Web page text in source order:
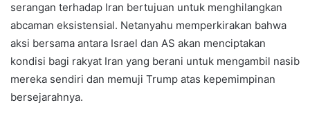
serangan terhadap Iran bertujuan untuk menghilangkan
abcaman eksistensial. Netanyahu memperkirakan bahwa
aksi bersama antara Israel dan AS akan menciptakan
kondisi bagi rakyat Iran yang berani untuk mengambil nasib
mereka sendiri dan memuji Trump atas kepemimpinan
bersejarahnya.